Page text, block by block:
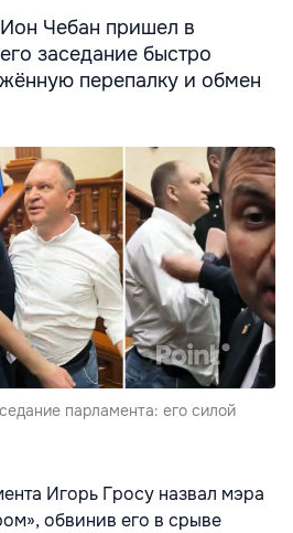
Чебан пришел в
заседание быстро
перепалку и обмен
парламента: его силой
Игорь Гросу назвал мэра
обвинив его в срыве